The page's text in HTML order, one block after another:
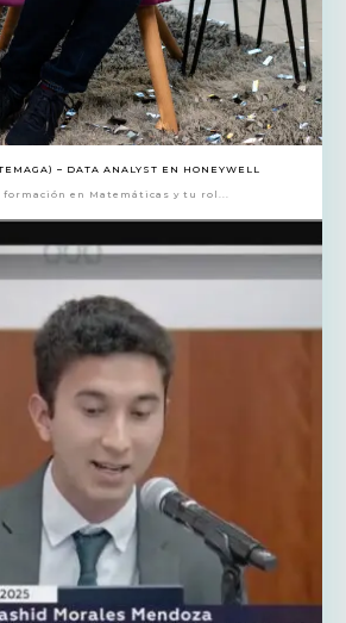
– DATA ANALYST EN HONEYWELL
formación en Matemáticas y tu rol...